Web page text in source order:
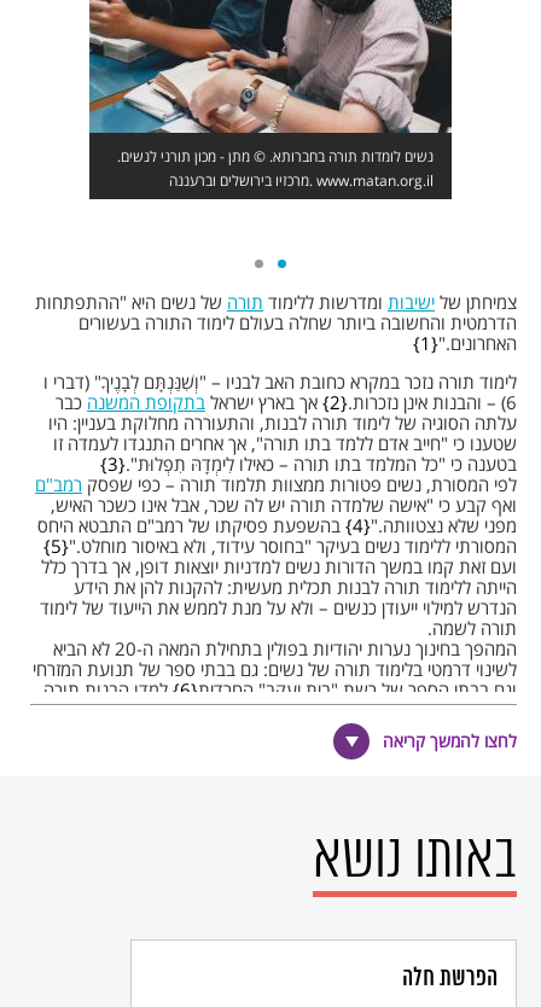
נשים לומדות תורה בחברותא. © מתן - מכון תורני לנשים.
מרכזיו בירושלים וברעננה. www.matan.org.il
צמיחתן של ישיבות ומדרשות ללימוד תורה של נשים היא "ההתפתחות
הדרמטית והחשובה ביותר שחלה בעולם לימוד התורה בעשורים
האחרונים." 1
לימוד תורה נזכר במקרא כחובת האב לבניו – "וְשִׁנַּנְתָּם לְבָנֶיךָ" (דברי ו
6) – והבנות אינן נזכרות.
2 אך בארץ ישראל בתקופת המשנה כבר
עלתה הסוגיה של לימוד תורה לבנות, והתעוררה מחלוקת בעניין: היו
שטענו כי "חייב אדם ללמד בתו תורה", אך אחרים התנגדו לעמדה זו
בטענה כי "כל המלמד בתו תורה – כאילו לִימְדָהּ תִפְלוּת". 3
לפי המסורת, נשים פטורות ממצוות תלמוד תורה – כפי שפסק רמב"ם
ואף קבע כי "אישה שלמדה תורה יש לה שכר, אבל אינו כשכר האיש,
מפני שלא נצטוותה." 4 בהשפעת פסיקתו של רמב"ם התבטא היחס
המסורתי ללימוד נשים בעיקר "בחוסר עידוד, ולא באיסור מוחלט." 5
ועם זאת קמו במשך הדורות נשים למדניות יוצאות דופן, אך בדרך כלל
הייתה ללימוד תורה לבנות תכלית מעשית: להקנות להן את הידע
הנדרש למילוי ייעודן כנשים – ולא על מנת לממש את הייעוד של לימוד
תורה לשמה.
המהפך בחינוך נערות יהודיות בפולין בתחילת המאה ה-20 לא הביא
לשינוי דרמטי בלימוד תורה של נשים: גם בבתי ספר של תנועת המזרחי
וגם בבתי הספר של רשת "בית יעקב" החרדית 6 למדו הבנות תורה
במתכונת מצומצמת שטיפחה את ייעודיה המסורתיים של האישה –
וברמה נמוכה מזו של הבנים.
שינוי ראשוני בלימוד תורה של בנות ונשים מהזרם האורתודוקסי, החל
נוסדהבירושלים
המכללה לבנות, שהציעה לימודים באווירה "קרובה לזו
של עולם הישיבות" והציגה תכנית לימודים בתחומי פרשנות המקרא,
הלכה ומחשבת ישראל, ובמידה מוגבלת מאוד – גם קטעי תלמוד.
עמדה יוצאת דופן בנושא הציג הרב יצחק נסים, הרב הראשי הספרדי
גם בשל השפעתן על ביתן וסביבתן וגם על רקע הירידה "בתורה
לחצו להמשך קריאה
באותו נושא
הפרשת חלה